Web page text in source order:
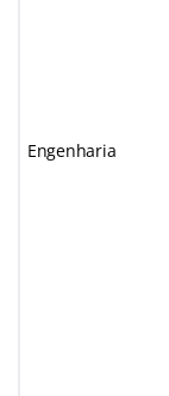
Engenharia